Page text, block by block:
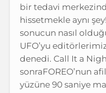
bir tedavi
hissetmekle aynı
sonucun nasıl
UFO’yu
denedi. Call It a
sonraFOREO’nun
yüzüne 90 saniye